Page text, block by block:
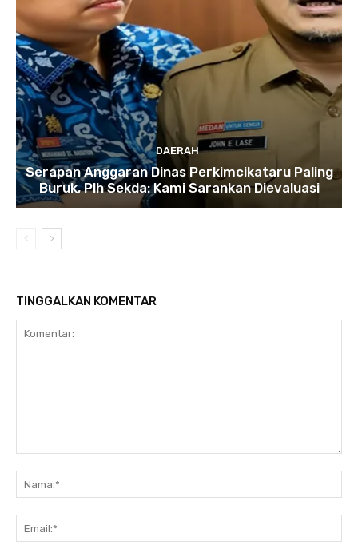
DAERAH
Serapan Anggaran Dinas Perkimcikataru Paling
Buruk, Plh Sekda: Kami Sarankan Dievaluasi
TINGGALKAN KOMENTAR